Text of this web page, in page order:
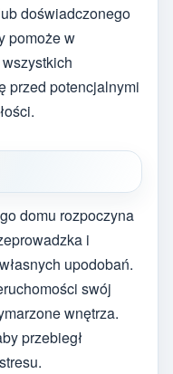
doświadczonego
pomoże w
przed potencjalnymi
domu rozpoczyna
i
upodobań.
swój
wnętrza.
przebiegł